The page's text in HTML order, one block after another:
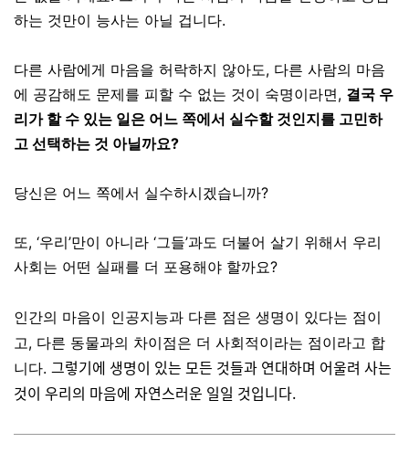
하는 것만이 능사는 아닐 겁니다.
다른 사람에게 마음을 허락하지 않아도, 다른 사람의 마음
에 공감해도 문제를 피할 수 없는 것이 숙명이라면, 결국 우
리가 할 수 있는 일은 어느 쪽에서 실수할 것인지를 고민하
고 선택하는 것 아닐까요?
당신은 어느 쪽에서 실수하시겠습니까?
또, ‘우리’만이 아니라 ‘그들’과도 더불어 살기 위해서 우리
사회는 어떤 실패를 더 포용해야 할까요?
인간의 마음이 인공지능과 다른 점은 생명이 있다는 점이
고, 다른 동물과의 차이점은 더 사회적이라는 점이라고 합
니다. 그렇기에 생명이 있는 모든 것들과 연대하며 어울려 사는
것이 우리의 마음에 자연스러운 일일 것입니다.